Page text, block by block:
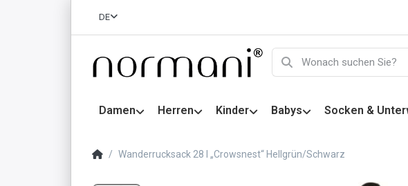
DE
Damen Herren Kinder Babys Socken &
Wanderrucksack 28 l „Crowsnest“ Hellgrün/Schwarz